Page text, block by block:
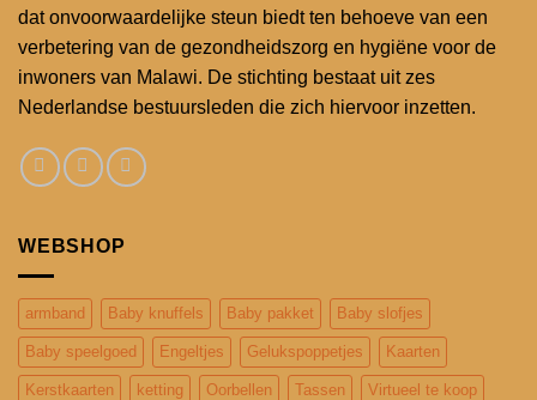
dat onvoorwaardelijke steun biedt ten behoeve van een
verbetering van de gezondheidszorg en hygiëne voor de
inwoners van Malawi. De stichting bestaat uit zes
Nederlandse bestuursleden die zich hiervoor inzetten.
WEBSHOP
armband Baby knuffels Baby pakket Baby slofjes
Baby speelgoed Engeltjes Gelukspoppetjes Kaarten
Kerstkaarten ketting Oorbellen Tassen Virtueel te koop